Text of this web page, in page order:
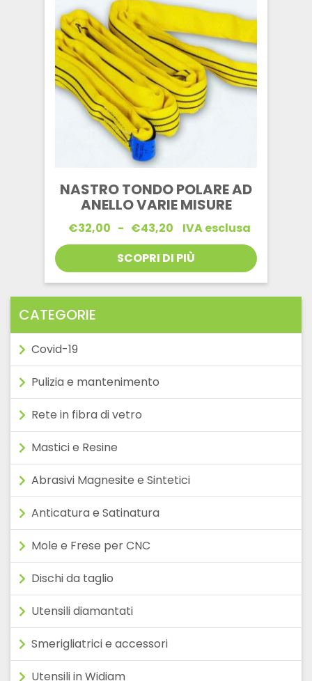
NASTRO TONDO POLARE AD
ANELLO VARIE MISURE
€32,00 - €43,20Fascia
di
prezzo:
da
€32,00
a
€43,20
IVA esclusa
SCOPRI DI PIÙ
CATEGORIE
Covid-19
Pulizia e mantenimento
Rete in fibra di vetro
Mastici e Resine
Abrasivi Magnesite e Sintetici
Anticatura e Satinatura
Mole e Frese per CNC
Dischi da taglio
Utensili diamantati
Smerigliatrici e accessori
Utensili in Widiam